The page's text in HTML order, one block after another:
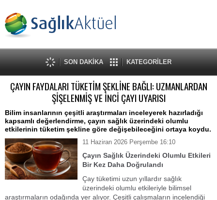
SON DAKİKA KATEGORİLER
ÇAYIN FAYDALARI TÜKETİM ŞEKLİNE BAĞLI: UZMANLARDAN
ŞİŞELENMİŞ VE İNCİ ÇAYI UYARISI
Bilim insanlarının çeşitli araştırmaları inceleyerek hazırladığı
kapsamlı değerlendirme, çayın sağlık üzerindeki olumlu
etkilerinin tüketim şekline göre değişebileceğini ortaya koydu.
11 Haziran 2026 Perşembe 16:10
Çayın Sağlık Üzerindeki Olumlu Etkileri
Bir Kez Daha Doğrulandı
Çay tüketimi uzun yıllardır sağlık
üzerindeki olumlu etkileriyle bilimsel
araştırmaların odağında yer alıyor. Çeşitli çalışmaların incelendiği